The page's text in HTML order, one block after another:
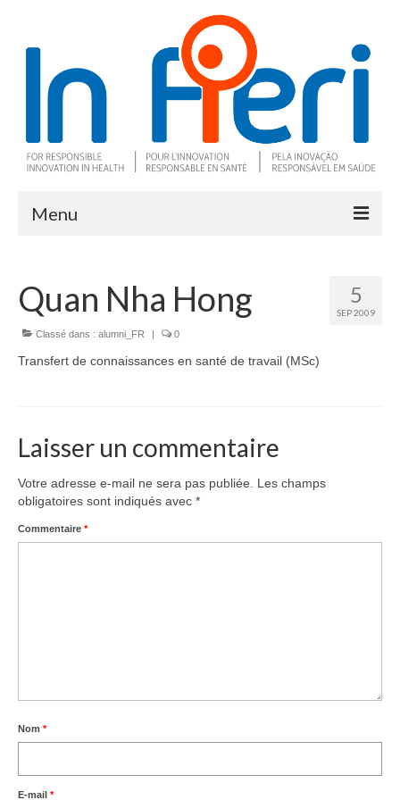
Menu
Ce qu’est l’IRS
Deux outils clés
Publications
Vidéos
5
SEP 2009
Quan Nha Hong
Classé dans : alumni_FR | 0
Transfert de connaissances en santé de travail (MSc)
Laisser un commentaire
Votre adresse e-mail ne sera pas publiée.
Les champs
obligatoires sont indiqués avec *
Commentaire *
Nom *
E-mail *